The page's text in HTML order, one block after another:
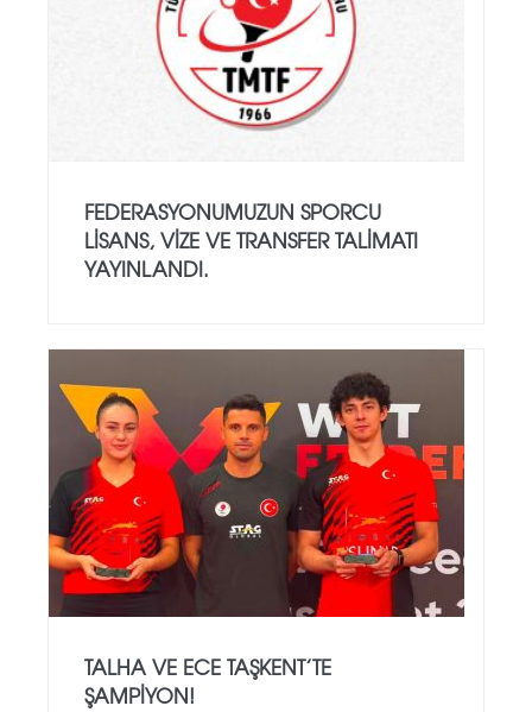
FEDERASYONUMUZUN SPORCU
LISANS, VIZE VE TRANSFER TALIMATI
YAYINLANDI.
TALHA VE ECE TAŞKENT’TE
ŞAMPIYON!